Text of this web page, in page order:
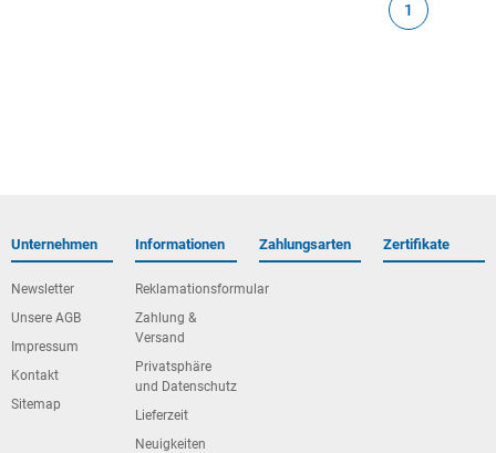
1
Unternehmen
Newsletter
Unsere AGB
Impressum
Kontakt
Sitemap
Informationen
Reklamationsformular
Zahlung &
Versand
Privatsphäre
und Datenschutz
Lieferzeit
Neuigkeiten
Zahlungsarten Zertifikate